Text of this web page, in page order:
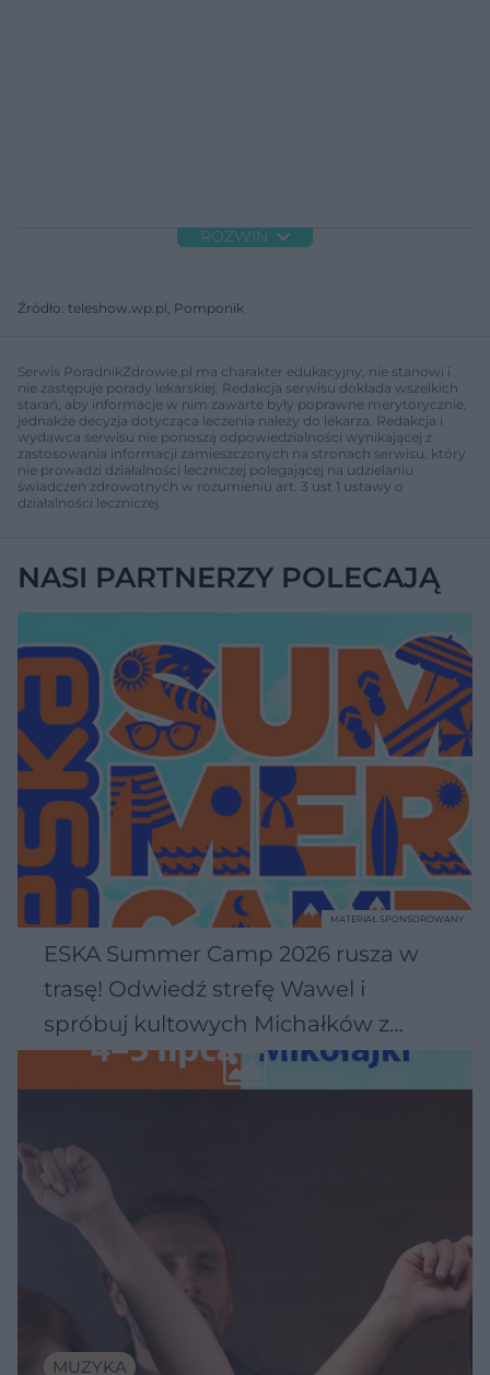
ROZWIŃ
Źródło: teleshow.wp.pl, Pomponik
Serwis PoradnikZdrowie.pl ma charakter edukacyjny, nie stanowi i
nie zastępuje porady lekarskiej. Redakcja serwisu dokłada wszelkich
starań, aby informacje w nim zawarte były poprawne merytorycznie,
jednakże decyzja dotycząca leczenia należy do lekarza. Redakcja i
wydawca serwisu nie ponoszą odpowiedzialności wynikającej z
zastosowania informacji zamieszczonych na stronach serwisu, który
nie prowadzi działalności leczniczej polegającej na udzielaniu
świadczeń zdrowotnych w rozumieniu art. 3 ust 1 ustawy o
działalności leczniczej.
NASI PARTNERZY POLECAJĄ
ESKA Summer Camp 2026 rusza w
trasę! Odwiedź strefę Wawel i
spróbuj kultowych Michałków z
Wawelu
MATERIAŁ SPONSOROWANY
MUZYKA